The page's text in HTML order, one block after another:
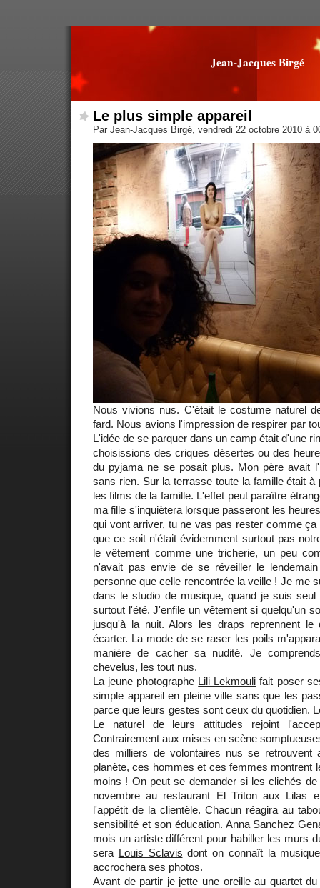
Jean-Jacques Birgé
Le plus simple appareil
Par Jean-Jacques Birgé, vendredi 22 octobre 2010 à
Nous vivions nus. C'était le costume naturel
fard. Nous avions l'impression de respirer par
L'idée de se parquer dans un camp était d'une
choisissions des criques désertes ou des
du pyjama ne se posait plus. Mon père avait
sans rien. Sur la terrasse toute la famille était
les films de la famille. L'effet peut paraître
ma fille s'inquiètera lorsque passeront les
qui vont arriver, tu ne vas pas rester comme ça
que ce soit n'était évidemment surtout pas
le vêtement comme une tricherie, un peu
n'avait pas envie de se réveiller le
personne que celle rencontrée la veille ! Je me
dans le studio de musique, quand je suis
surtout l'été. J'enfile un vêtement si quelqu'un
jusqu'à la nuit. Alors les draps reprennent le
écarter. La mode de se raser les poils
manière de cacher sa nudité. Je
chevelus, les tout nus.
La jeune photographe Lili Lekmouli fait poser
simple appareil en pleine ville sans que les
parce que leurs gestes sont ceux du quotidien.
Le naturel de leurs attitudes rejoint
Contrairement aux mises en scène
des milliers de volontaires nus se retrouvent
planète, ces hommes et ces femmes montrent
moins ! On peut se demander si les clichés
novembre au restaurant El Triton aux Lilas
l'appétit de la clientèle. Chacun réagira au
sensibilité et son éducation. Anna Sanchez
mois un artiste différent pour habiller les murs
sera Louis Sclavis dont on connaît la
accrochera ses photos.
Avant de partir je jette une oreille au quartet